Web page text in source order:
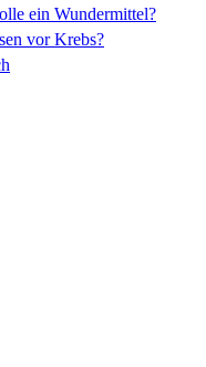
ein Wundermittel?
vor Krebs?